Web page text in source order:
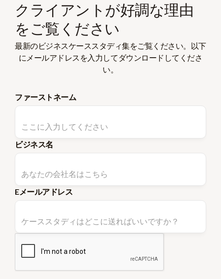
クライアントが好調な理由
をご覧ください
最新のビジネスケーススタディ集をご覧ください。以下
にメールアドレスを入力してダウンロードしてくださ
い。
ファーストネーム
ビジネス名
Eメールアドレス